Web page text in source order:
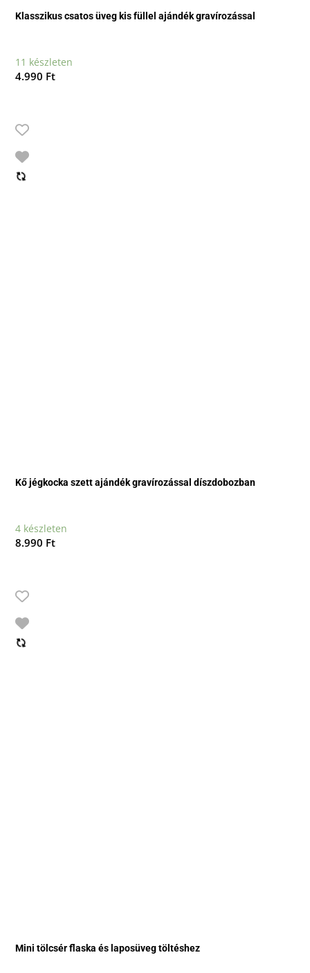
Klasszikus csatos üveg kis füllel ajándék gravírozással
11 készleten
4.990 Ft
Kő jégkocka szett ajándék gravírozással díszdobozban
4 készleten
8.990 Ft
Mini tölcsér flaska és laposüveg töltéshez